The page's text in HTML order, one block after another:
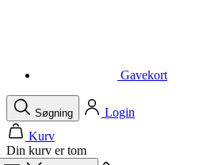
Gavekort
Søgning
Login
Kurv
Din kurv er tom